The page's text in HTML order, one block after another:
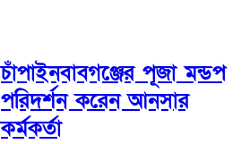
চাঁপাইনবাবগঞ্জের পূজা মন্ডপ
পরিদর্শন করেন আনসার
কর্মকর্তা